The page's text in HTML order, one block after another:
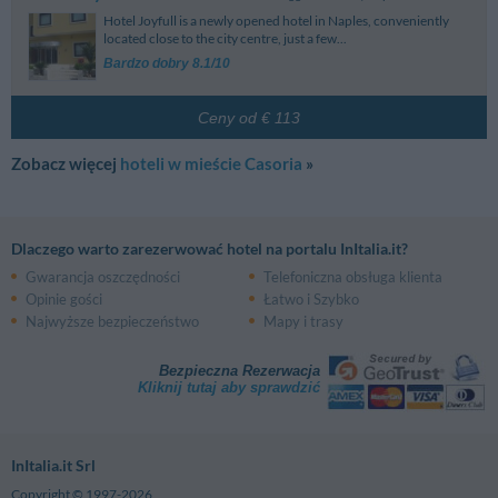
San Giovanni Bosco-Pronto Soccorso
3.27 km
Via Filippo Maria Briganti - Napoli
Circumvesuviana-Casalnuovo
4.38 km
Via Pigna Traversa I - Casalnuovo Di Napoli
Circumvesuviana-Centro Direzionale
Piazza Ugo La Malfa - Napoli
Circumvesuviana-La Pigna
Via Dei Cedri - Licignano Di Napoli
Hotel Joyfull is a newly opened hotel in Naples, conveniently
located close to the city centre, just a few...
Bardzo dobry 8.1/10
Ceny od € 113
Zobacz więcej hoteli w mieście Casoria »
Dlaczego warto zarezerwować hotel na portalu InItalia.it?
Gwarancja oszczędności
Telefoniczna obsługa klienta
Opinie gości
Łatwo i Szybko
Najwyższe bezpieczeństwo
Mapy i trasy
Bezpieczna Rezerwacja
Kliknij tutaj aby sprawdzić
InItalia.it Srl
Copyright © 1997-2026